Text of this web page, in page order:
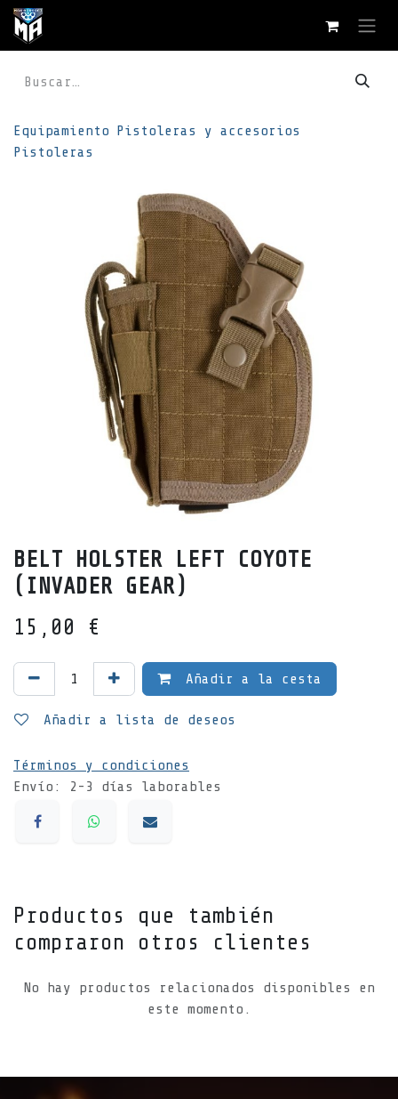
Ir al contenido
Equipamiento Pistoleras y accesorios
Pistoleras
BELT HOLSTER LEFT COYOTE
(INVADER GEAR)
15,00
€
Añadir a la cesta
Añadir a lista de deseos
Términos y condiciones
Envío: 2-3 días laborables
Productos que también
compraron otros clientes
No hay productos relacionados disponibles en
este momento.